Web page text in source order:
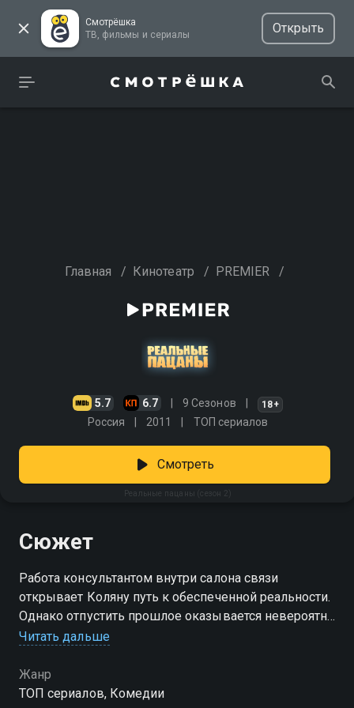
Смотрёшка
ТВ, фильмы и сериалы
Открыть
Главная / Кинотеатр / PREMIER /
5.7 6.7 9 Сезонов 18+
Россия 2011 ТОП сериалов
Реальные пацаны (сезон 2)
Смотреть
Сюжет
Работа консультантом внутри салона связи
открывает Коляну путь к обеспеченной реальности.
Однако отпустить прошлое оказывается невероятно
трудно. После честного рассказа об угоне машины
позволяет приятелям забыть разногласия, дабы
затем общими усилиями начать ремонт квартиры.
Читать дальше
Жанр
ТОП сериалов, Комедии